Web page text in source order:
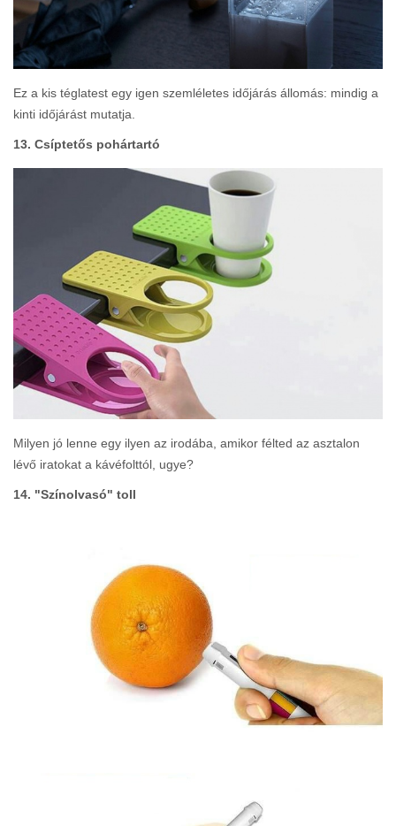
Ez a kis téglatest egy igen szemléletes időjárás állomás: mindig a
kinti időjárást mutatja.
13. Csíptetős pohártartó
Milyen jó lenne egy ilyen az irodába, amikor félted az asztalon
lévő iratokat a kávéfolttól, ugye?
14. "Színolvasó" toll